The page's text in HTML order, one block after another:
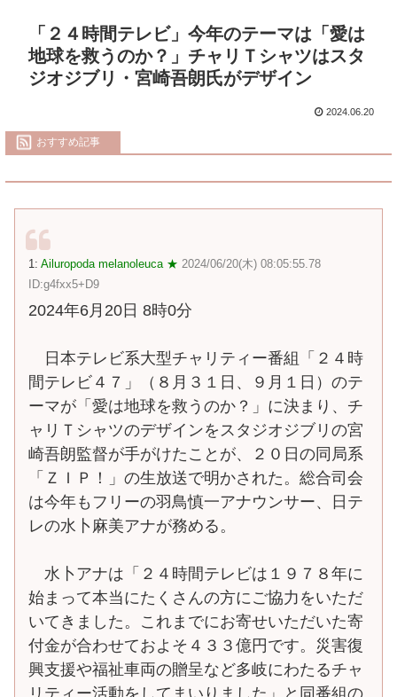
「２４時間テレビ」今年のテーマは「愛は
地球を救うのか？」チャリＴシャツはスタ
ジオジブリ・宮崎吾朗氏がデザイン
2024.06.20
おすすめ記事
1: Ailuropoda melanoleuca ★ 2024/06/20(木) 08:05:55.78
ID:g4fxx5+D9
2024年6月20日 8時0分
日本テレビ系大型チャリティー番組「２４時
間テレビ４７」（８月３１日、９月１日）のテ
ーマが「愛は地球を救うのか？」に決まり、チ
ャリＴシャツのデザインをスタジオジブリの宮
崎吾朗監督が手がけたことが、２０日の同局系
「ＺＩＰ！」の生放送で明かされた。総合司会
は今年もフリーの羽鳥慎一アナウンサー、日テ
レの水卜麻美アナが務める。
水卜アナは「２４時間テレビは１９７８年に
始まって本当にたくさんの方にご協力をいただ
いてきました。これまでにお寄せいただいた寄
付金が合わせておよそ４３３億円です。災害復
興支援や福祉車両の贈呈など多岐にわたるチャ
リティー活動をしてまいりました」と同番組の